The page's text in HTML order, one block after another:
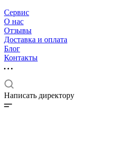
Сервис
О нас
Отзывы
Доставка и оплата
Блог
Контакты
Написать директору